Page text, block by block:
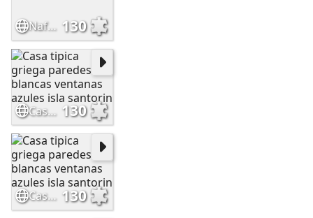
Nafplio grecia 130
Casa tipica griega paredes blancas ventanas azules isla santorin 130
Casa tipica griega paredes blancas ventanas azules isla santorin 130